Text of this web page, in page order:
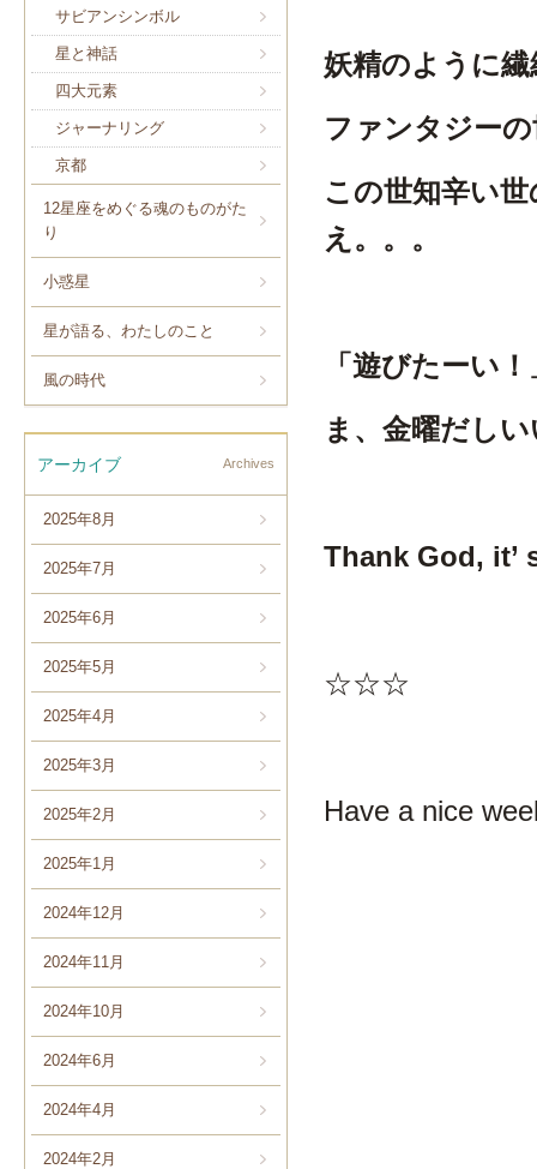
サビアンシンボル
星と神話
四大元素
ジャーナリング
京都
12星座をめぐる魂のものがた
り
小惑星
星が語る、わたしのこと
風の時代
アーカイブ Archives
2025年8月
2025年7月
2025年6月
2025年5月
2025年4月
2025年3月
2025年2月
2025年1月
2024年12月
2024年11月
2024年10月
2024年6月
2024年4月
2024年2月
妖精のように
ファンタジー
この世知辛い
え。。。
「遊びたーい
ま、金曜だし
Thank God, it’
☆☆☆
Have a nice